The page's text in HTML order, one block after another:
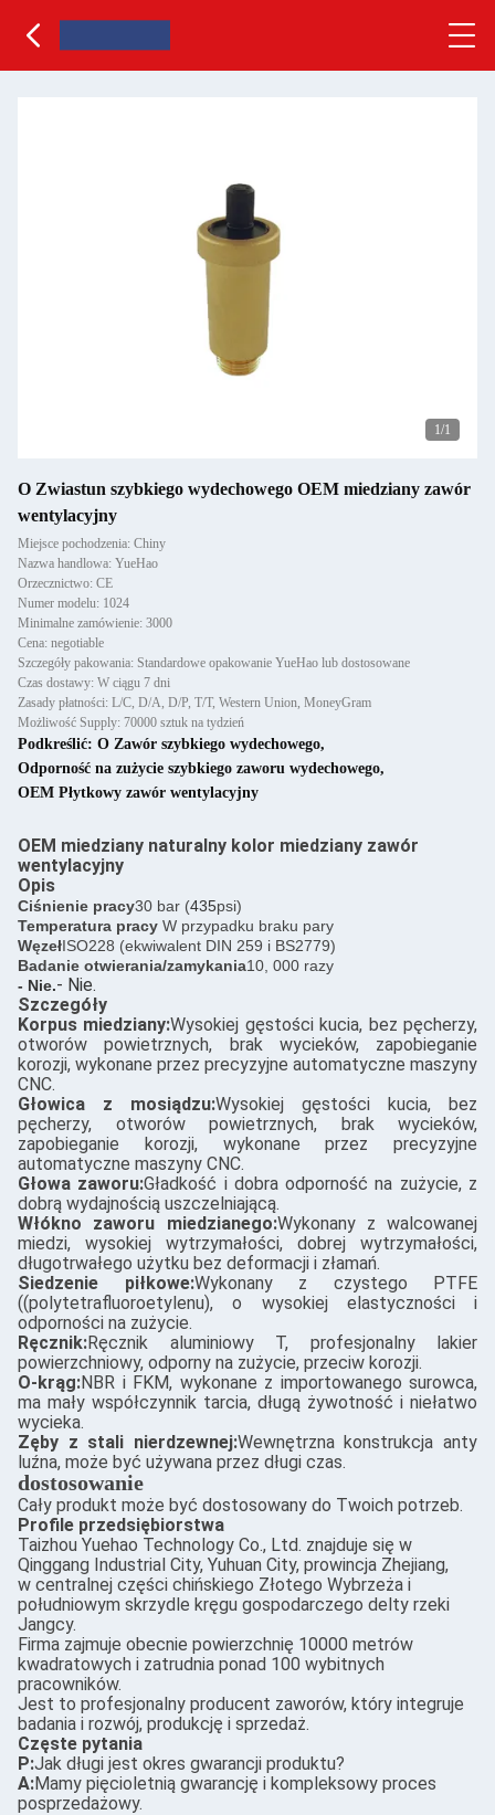
1/1
O Zwiastun szybkiego wydechowego OEM miedziany zawór
wentylacyjny
Miejsce pochodzenia: Chiny
Nazwa handlowa: YueHao
Orzecznictwo: CE
Numer modelu: 1024
Minimalne zamówienie: 3000
Cena: negotiable
Szczegóły pakowania: Standardowe opakowanie YueHao lub dostosowane
Czas dostawy: W ciągu 7 dni
Zasady płatności: L/C, D/A, D/P, T/T, Western Union, MoneyGram
Możliwość Supply: 70000 sztuk na tydzień
Podkreślić: O Zawór szybkiego wydechowego,
Odporność na zużycie szybkiego zaworu wydechowego,
OEM Płytkowy zawór wentylacyjny
OEM miedziany naturalny kolor miedziany zawór
wentylacyjny
Opis
Ciśnienie pracy30 bar (435psi)
Temperatura pracy W przypadku braku pary
WęzełISO228 (ekwiwalent DIN 259 i BS2779)
Badanie otwierania/zamykania10, 000 razy
- Nie.- Nie.
Szczegóły
Korpus miedziany:Wysokiej gęstości kucia, bez pęcherzy,
otworów powietrznych, brak wycieków, zapobieganie
korozji, wykonane przez precyzyjne automatyczne maszyny
CNC.
Głowica z mosiądzu:Wysokiej gęstości kucia, bez
pęcherzy, otworów powietrznych, brak wycieków,
zapobieganie korozji, wykonane przez precyzyjne
automatyczne maszyny CNC.
Głowa zaworu:Gładkość i dobra odporność na zużycie, z
dobrą wydajnością uszczelniającą.
Włókno zaworu miedzianego:Wykonany z walcowanej
miedzi, wysokiej wytrzymałości, dobrej wytrzymałości,
długotrwałego użytku bez deformacji i złamań.
Siedzenie piłkowe:Wykonany z czystego PTFE
((polytetrafluoroetylenu), o wysokiej elastyczności i
odporności na zużycie.
Ręcznik:Ręcznik aluminiowy T, profesjonalny lakier
powierzchniowy, odporny na zużycie, przeciw korozji.
O-krąg:NBR i FKM, wykonane z importowanego surowca,
ma mały współczynnik tarcia, długą żywotność i niełatwo
wycieka.
Zęby z stali nierdzewnej:Wewnętrzna konstrukcja anty
luźna, może być używana przez długi czas.
dostosowanie
Cały produkt może być dostosowany do Twoich potrzeb.
Profile przedsiębiorstwa
Taizhou Yuehao Technology Co., Ltd. znajduje się w
Qinggang Industrial City, Yuhuan City, prowincja Zhejiang,
w centralnej części chińskiego Złotego Wybrzeża i
południowym skrzydle kręgu gospodarczego delty rzeki
Jangcy.
Firma zajmuje obecnie powierzchnię 10000 metrów
kwadratowych i zatrudnia ponad 100 wybitnych
pracowników.
Jest to profesjonalny producent zaworów, który integruje
badania i rozwój, produkcję i sprzedaż.
Częste pytania
P:Jak długi jest okres gwarancji produktu?
A:Mamy pięcioletnią gwarancję i kompleksowy proces
posprzedażowy.